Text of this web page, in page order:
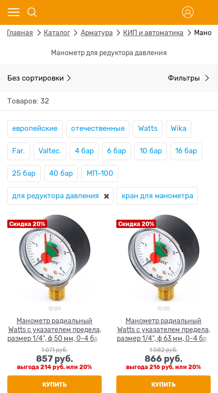
Главная Каталог Арматура КИП и автоматика
Манометр для редуктора давления
Без сортировки Фильтры
Товаров: 32
европейские отечественные Watts Wika
Far. Valtec. 4 бар 6 бар 10 бар 16 бар
25 бар 40 бар МП-100
для редуктора давления кран для манометра
Скидка 20%
15129
Манометр радиальный
Watts с указателем предела,
размер 1/4", ф 50 мм, 0-4 бар
1 071 руб.
857 руб.
выгода 214 руб. или 20%
КУПИТЬ
Скидка 20%
15130
Манометр радиальный
Watts с указателем предела,
размер 1/4", ф 63 мм, 0-4 бар
1 082 руб.
866 руб.
выгода 216 руб. или 20%
КУПИТЬ